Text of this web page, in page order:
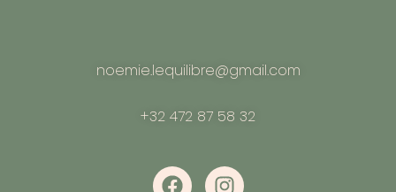
noemie.lequilibre@gmail.com
+32 472 87 58 32